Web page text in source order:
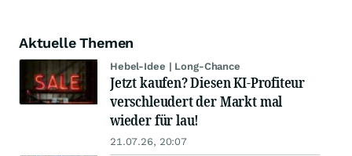
Aktuelle Themen
Hebel-Idee | Long-Chance
Jetzt kaufen? Diesen KI-Profiteur
verschleudert der Markt mal
wieder für lau!
21.07.26, 20:07